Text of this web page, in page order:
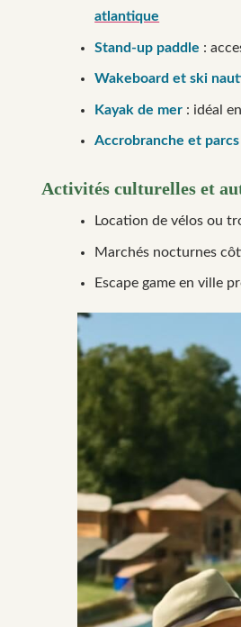
atlantique
Stand-up paddle :
Wakeboard et ski
Kayak de mer : idéal
Accrobranche et
Activités culturelles et
Location de vélos ou
Marchés nocturnes
Escape game en ville